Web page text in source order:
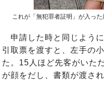
これが「無犯罪者証明」が入っ
申請した時と同じよう
引取票を渡すと、左手の
た。15人ほど先客がいた
が顔をだし、書類が渡され